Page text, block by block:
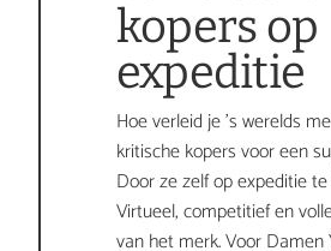
Hoe verleid je 's werelds
kritische kopers voor een
Door ze zelf op expeditie
Virtueel, competitief en
van het merk. Voor Damen
kopers op
expeditie